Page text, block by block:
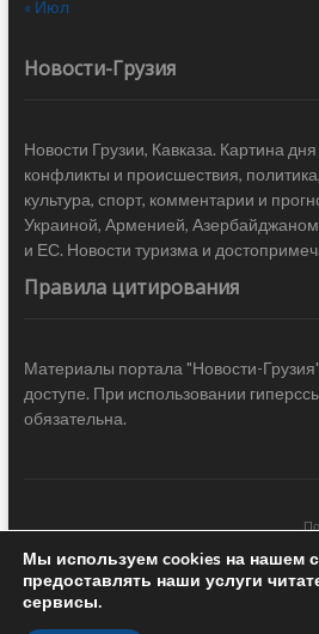
« Июл
Новости-Грузия
Новости Грузии, Кавказа. Картина
конфликты и происшествия,
культура, спорт, комментарии и
Украиной, Арменией,
и ЕС. Новости туризма и
Правила цитирования
Материалы портала "Новости-
доступе. При использовании
обязательна.
Новости Грузии| Black Sea Press LTD ©
Design & development —
Мы используем cookies на нашем
предоставлять наши услуги
сервисы.